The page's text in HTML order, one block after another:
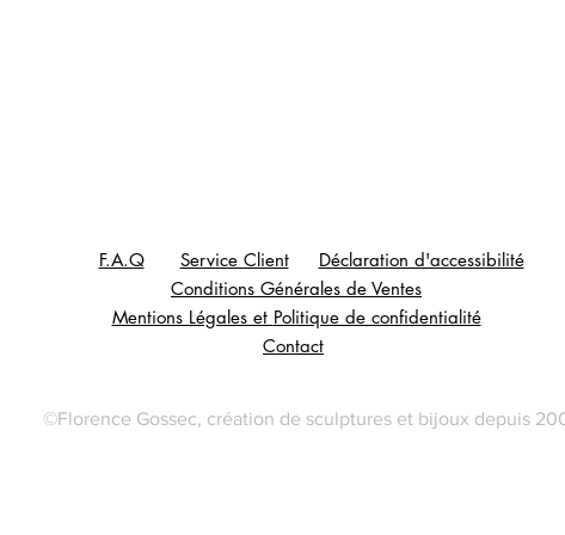
F.A.Q Service Client
Déclaration d'accessibilité
Conditions Générales de Ventes
Mentions Légales et Politique de confidentialité
Contact
©Florence Gossec, création de sculptures et bijoux depuis